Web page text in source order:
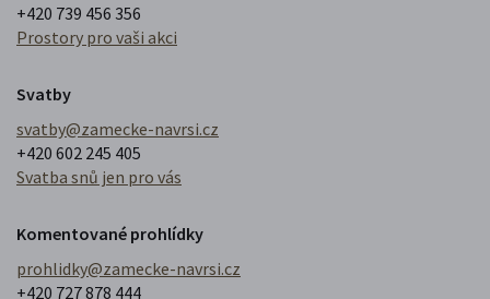
+420 739 456 356
Prostory pro vaši akci
Svatby
svatby@zamecke-navrsi.cz
+420 602 245 405
Svatba snů jen pro vás
Komentované prohlídky
prohlidky@zamecke-navrsi.cz
+420 727 878 444